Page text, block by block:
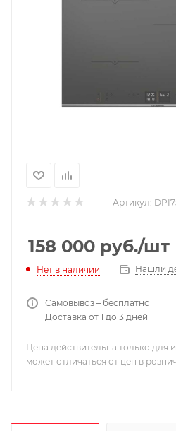
Артикул:
158 000 руб./шт
Нет в наличии Нашли
Самовывоз – бесплатно
Доставка от 1 до 3 дней
Цена действительна только для
может отличаться от цен в